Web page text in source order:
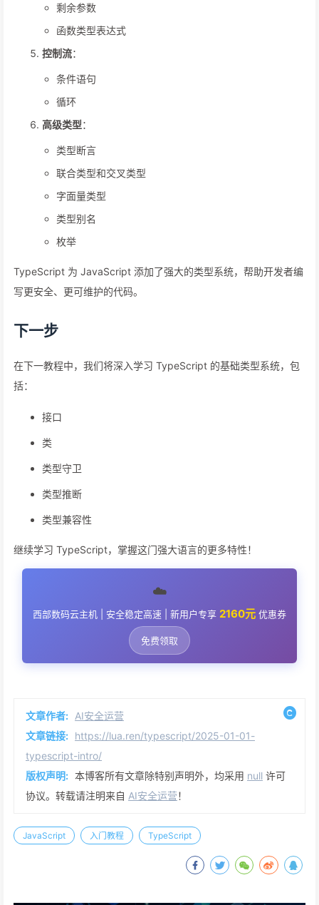
剩余参数
函数类型表达式
控制流：
条件语句
循环
高级类型：
类型断言
联合类型和交叉类型
字面量类型
类型别名
枚举
TypeScript 为 JavaScript 添加了强大的类型系统，帮助开发者编
写更安全、更可维护的代码。
下一步
在下一教程中，我们将深入学习 TypeScript 的基础类型系统，包
括：
接口
类
类型守卫
类型推断
类型兼容性
继续学习 TypeScript，掌握这门强大语言的更多特性！
☁️
西部数码云主机 | 安全稳定高速 | 新用户专享 2160元 优惠券
免费领取
文章作者: AI安全运营
文章链接: https://lua.ren/typescript/2025-01-01-
typescript-intro/
版权声明: 本博客所有文章除特别声明外，均采用 null 许可
协议。转载请注明来自 AI安全运营！
JavaScript 入门教程 TypeScript